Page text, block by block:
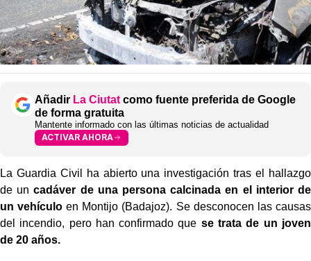
Añadir La Ciutat como fuente preferida de Google
de forma gratuita
Mantente informado con las últimas noticias de actualidad
ACTIVAR AHORA
La Guardia Civil ha abierto una investigación tras el hallazgo
de uncadáver de una persona calcinada en el interior de
un vehículo en Montijo (Badajoz). Se desconocen las causas
del incendio, pero han confirmado que se trata de un joven
de 20 años.